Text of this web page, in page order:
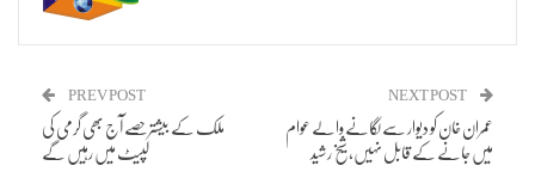
PREV POST
ملک کے بیشتر حصے آج بھی گرمی کی
لپیٹ میں رہیں گے
NEXT POST
عمران خان کو دیوار سے لگانے والے عوام
میں جانے کے قابل نہیں، شیخ رشید